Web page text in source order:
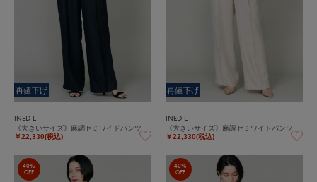
再値下げ
INED L
《大きいサイズ》麻調セミワイドパンツ
￥22,330(税込)
再値下げ
INED L
《大きいサイズ》麻調セミワイドパンツ
￥22,330(税込)
40%
OFF
40%
OFF